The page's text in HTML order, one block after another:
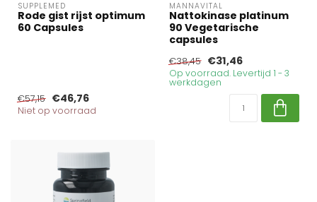
SUPPLEMED
Rode gist rijst optimum
60 Capsules
€57,15 €46,76
Niet op voorraad
MANNAVITAL
Nattokinase platinum
90 Vegetarische
capsules
€38,45 €31,46
Op voorraad. Levertijd 1 - 3
werkdagen